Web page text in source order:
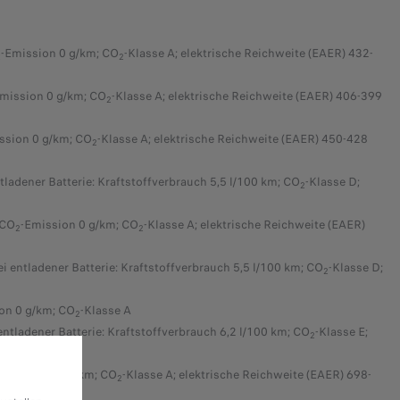
-Emission 0 g/km; CO2-Klasse A; elektrische Reichweite (EAER) 432-
0 g/km; CO2-Klasse A; elektrische Reichweite (EAER) 406-399
0 g/km; CO2-Klasse A; elektrische Reichweite (EAER) 450-428
Batterie: Kraftstoffverbrauch 5,5 l/100 km; CO2-Klasse D;
2-Emission 0 g/km; CO2-Klasse A; elektrische Reichweite (EAER)
entladener Batterie: Kraftstoffverbrauch 5,5 l/100 km; CO2-Klasse D;
0 g/km; CO2-Klasse A
Batterie: Kraftstoffverbrauch 6,2 l/100 km; CO2-Klasse E;
-Emission 0 g/km; CO2-Klasse A; elektrische Reichweite (EAER) 698-